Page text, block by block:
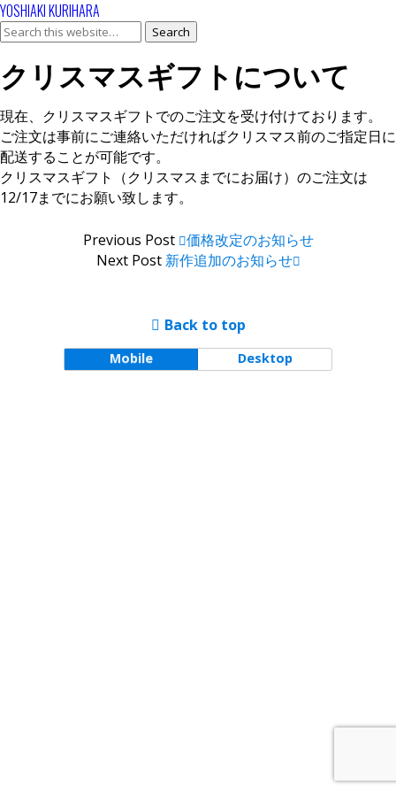
YOSHIAKI KURIHARA
クリスマスギフトについて
現在、クリスマスギフトでのご注文を受け付けております。
ご注文は事前にご連絡いただければクリスマス前のご指定日に
配送することが可能です。
クリスマスギフト（クリスマスまでにお届け）のご注文は
12/17までにお願い致します。
Previous Post 価格改定のお知らせ
Next Post 新作追加のお知らせ
Back to top
Mobile Desktop